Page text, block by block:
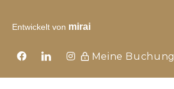
Entwickelt von mirai
Meine Buchung